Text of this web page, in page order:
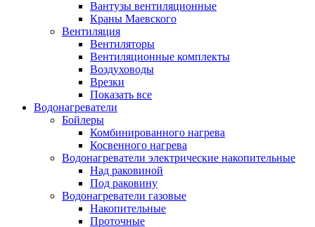
Вантузы вентиляционные
Краны Маевского
Вентиляция
Вентиляторы
Вентиляционные комплекты
Воздуховоды
Врезки
Показать все
Водонагреватели
Бойлеры
Комбинированного нагрева
Косвенного нагрева
Водонагреватели электрические накопительные
Над раковиной
Под раковину
Водонагреватели газовые
Накопительные
Проточные